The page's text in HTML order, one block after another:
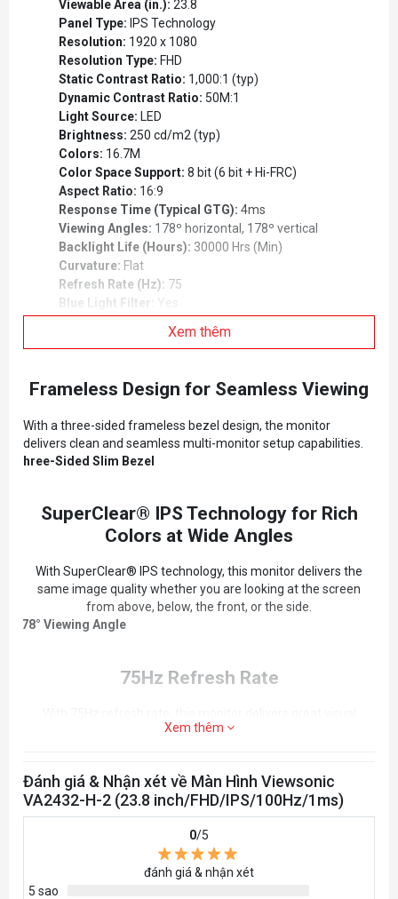
Viewable Area (in.): 23.8
Panel Type: IPS Technology
Resolution: 1920 x 1080
Resolution Type: FHD
Static Contrast Ratio: 1,000:1 (typ)
Dynamic Contrast Ratio: 50M:1
Light Source: LED
Brightness: 250 cd/m2 (typ)
Colors: 16.7M
Color Space Support: 8 bit (6 bit + Hi-FRC)
Aspect Ratio: 16:9
Response Time (Typical GTG): 4ms
Viewing Angles: 178º horizontal, 178º vertical
Backlight Life (Hours): 30000 Hrs (Min)
Curvature: Flat
Refresh Rate (Hz): 75
Blue Light Filter: Yes
NTSC: 72% size (Typ), sRGB: 104% size
Surface Treatment: Anti-Glare, Hard Coating (3H)
PC Resolution (max): 1920x1080
Mac® Resolution (max):1920x1080
Mac® Resolution (min):1920x1080
CONNECTOR
HDMI 1.4:
Power in:
External power adapter
Xem thêm
Frameless Design for Seamless Viewing
With a three-sided frameless bezel design, the monitor
delivers clean and seamless multi-monitor setup capabilities.
Three-Sided Slim Bezel
SuperClear® IPS Technology for Rich
Colors at Wide Angles
With SuperClear® IPS technology, this monitor delivers the
same image quality whether you are looking at the screen
from above, below, the front, or the side.
178° Viewing Angle
75Hz Refresh Rate
fluidity and flawless graphics no matter how quickly the in-
Comfortable Viewing
Flicker-Free technology and a Blue Light Filter help to eliminate
eyestrain from extended viewing periods.
Eye-Care Technology
Xem thêm
Đánh giá & Nhận xét về Màn Hình Viewsonic
VA2432-H-2 (23.8 inch/FHD/IPS/100Hz/1ms)
0/5
đánh giá & nhận xét
5 sao